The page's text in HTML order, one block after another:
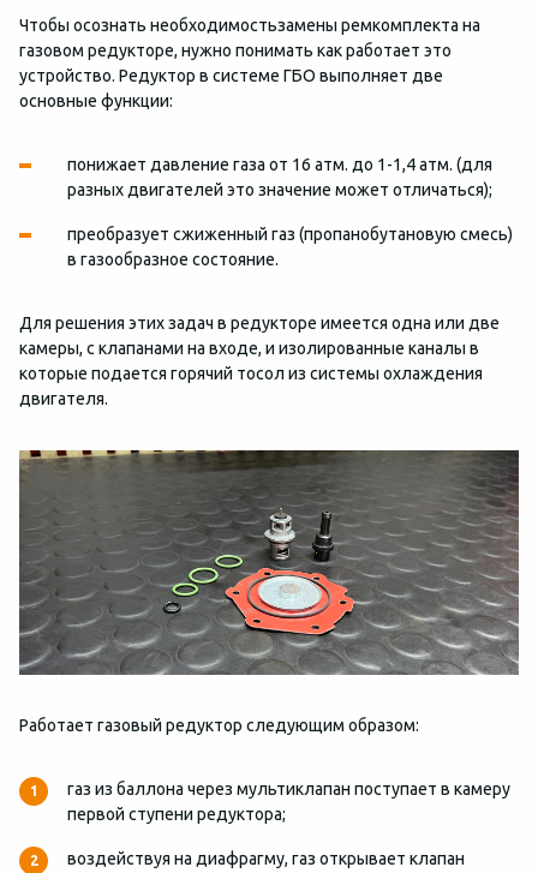
Чтобы осознать необходимостьзамены ремкомплекта на
газовом редукторе, нужно понимать как работает это
устройство. Редуктор в системе ГБО выполняет две
основные функции:
понижает давление газа от 16 атм. до 1-1,4 атм. (для
разных двигателей это значение может отличаться);
преобразует сжиженный газ (пропанобутановую смесь)
в газообразное состояние.
Для решения этих задач в редукторе имеется одна или две
камеры, с клапанами на входе, и изолированные каналы в
которые подается горячий тосол из системы охлаждения
двигателя.
Работает газовый редуктор следующим образом:
газ из баллона через мультиклапан поступает в камеру
первой ступени редуктора;
воздействуя на диафрагму, газ открывает клапан